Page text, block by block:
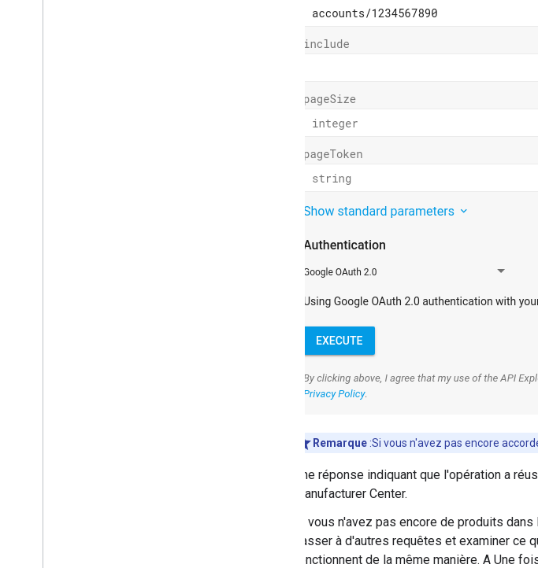
Remarque :Si vous n'avez pas encore
Une réponse indiquant que l'opération a
Manufacturer Center.
Si vous n'avez pas encore de produits
passer à d'autres requêtes et examiner
fonctionnent de la même manière. A Une